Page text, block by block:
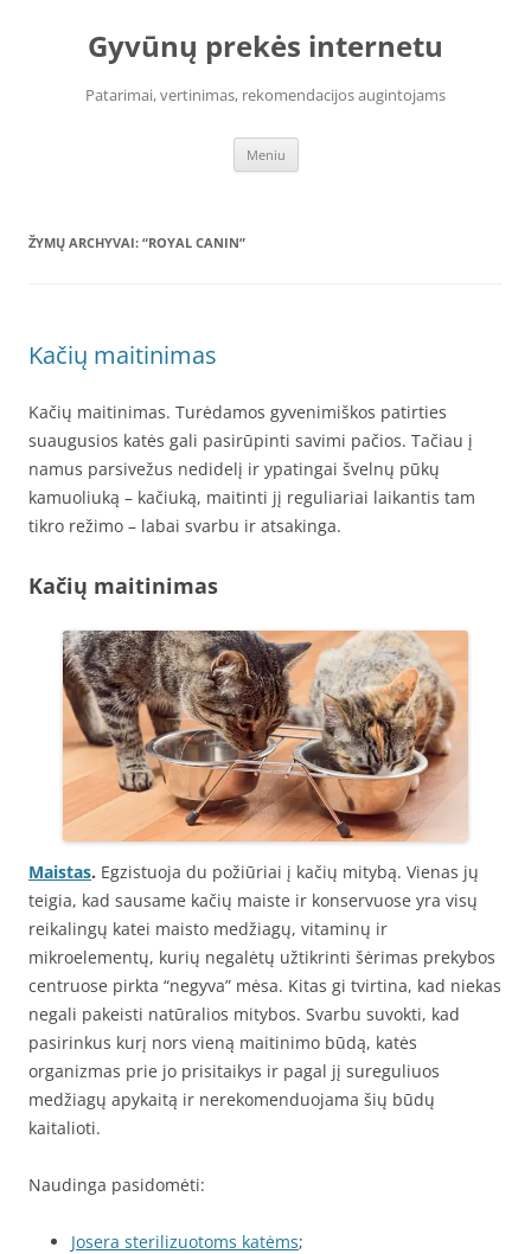
Gyvūnų prekės internetu
Patarimai, vertinimas, rekomendacijos augintojams
Meniu
ŽYMŲ ARCHYVAI: “ROYAL CANIN”
Kačių maitinimas
Kačių maitinimas. Turėdamos gyvenimiškos patirties
suaugusios katės gali pasirūpinti savimi pačios. Tačiau į
namus parsivežus nedidelį ir ypatingai švelnų pūkų
kamuoliuką – kačiuką, maitinti jį reguliariai laikantis tam
tikro režimo – labai svarbu ir atsakinga.
Kačių maitinimas
Maistas. Egzistuoja du požiūriai į kačių mitybą. Vienas jų
teigia, kad sausame kačių maiste ir konservuose yra visų
reikalingų katei maisto medžiagų, vitaminų ir
mikroelementų, kurių negalėtų užtikrinti šėrimas prekybos
centruose pirkta “negyva” mėsa. Kitas gi tvirtina, kad niekas
negali pakeisti natūralios mitybos. Svarbu suvokti, kad
pasirinkus kurį nors vieną maitinimo būdą, katės
organizmas prie jo prisitaikys ir pagal jį sureguliuos
medžiagų apykaitą ir nerekomenduojama šių būdų
kaitalioti.
Naudinga pasidomėti:
Josera sterilizuotoms katėms;